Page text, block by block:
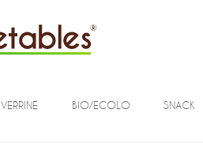
VERRINE BIO/ECOLO SNACK